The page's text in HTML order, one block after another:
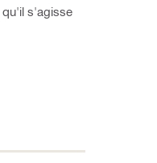
qu'il s'agisse